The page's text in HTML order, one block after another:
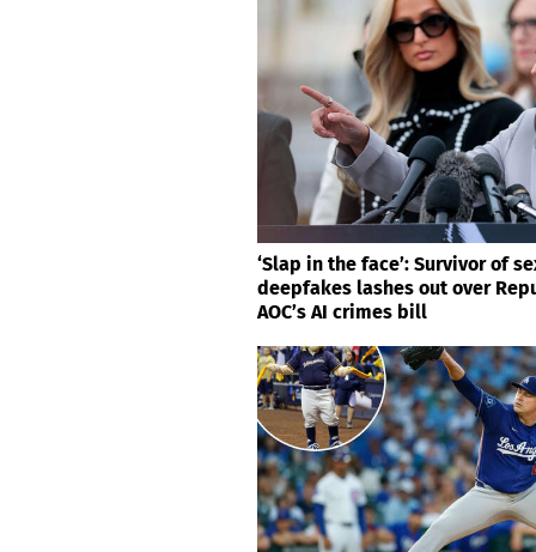
‘Slap in the face’: Survivor of
deepfakes lashes out over
AOC’s AI crimes bill